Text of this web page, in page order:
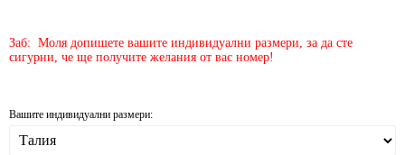
Заб: Моля допишете вашите индивидуални размери, за да сте
сигурни, че ще получите желания от вас номер!
Вашите индивидуални размери: